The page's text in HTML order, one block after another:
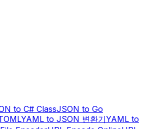
to C# ClassJSON to Go
YAML to JSON 변환기YAML to